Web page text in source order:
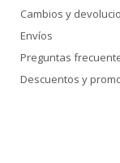
Cambios y
Envíos
Preguntas
Descuentos y